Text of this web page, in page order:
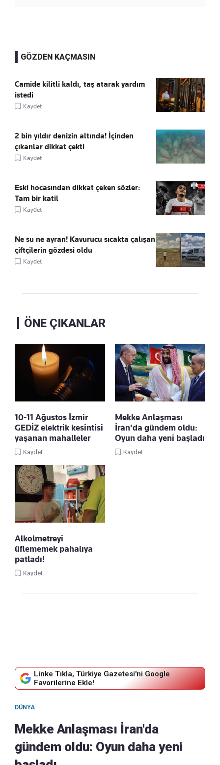
GÖZDEN KAÇMASIN
Camide kilitli kaldı, taş atarak yardım
istedi
Kaydet
2 bin yıldır denizin altında! İçinden
çıkanlar dikkat çekti
Kaydet
Eski hocasından dikkat çeken sözler:
Tam bir katil
Kaydet
Ne su ne ayran! Kavurucu sıcakta çalışan
çiftçilerin gözdesi oldu
Kaydet
ÖNE ÇIKANLAR
10-11 Ağustos İzmir
GEDİZ elektrik kesintisi
yaşanan mahalleler
Kaydet
Mekke Anlaşması
İran'da gündem oldu:
Oyun daha yeni başladı
Kaydet
Alkolmetreyi
üflememek pahalıya
patladı!
Kaydet
Linke Tıkla, Türkiye Gazetesi'ni Google
Favorilerine Ekle!
DÜNYA
Mekke Anlaşması İran'da
gündem oldu: Oyun daha yeni